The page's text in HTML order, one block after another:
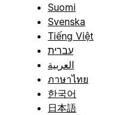
Suomi
Svenska
Tiếng Việt
עברית
العربية
ภาษาไทย
한국어
日本語